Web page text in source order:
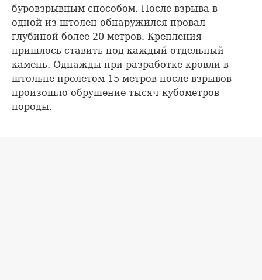
буровзрывным способом. После взрыва в
одной из штолен обнаружился провал
глубиной более 20 метров. Крепления
пришлось ставить под каждый отдельный
камень. Однажды при разработке кровли в
штольне пролетом 15 метров после взрывов
произошло обрушение тысяч кубометров
породы.